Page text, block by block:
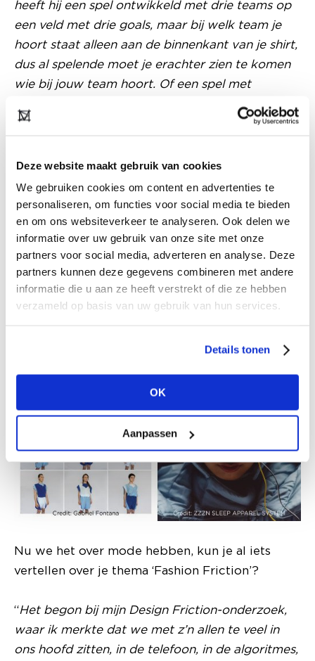
Deze website maakt gebruik van cookies
We gebruiken cookies om content en advertenties te
personaliseren, om functies voor social media te bieden
en om ons websiteverkeer te analyseren. Ook delen we
informatie over uw gebruik van onze site met onze
partners voor social media, adverteren en analyse. Deze
partners kunnen deze gegevens combineren met andere
informatie die u aan ze heeft verstrekt of die ze hebben
verzameld op basis van uw gebruik van hun services.
Details tonen
OK
Aanpassen
heeft hij een spel ontwikkeld met drie teams op
een veld met drie goals, maar bij welk team je
hoort staat alleen aan de binnenkant van je shirt,
dus al spelende moet je erachter zien te komen
wie bij jouw team hoort. Of een spel met
uniformen die tijdens het spel transformeren.
Dan gaat er een fluitje en wissel je het voorpand
Bedrijven als Nike en Adidas maar ook
overheidsinstanties nodigen hem uit om hun
mensen die spellen te laten ervaren, bij wijze van
training. Tijdens de Olympische Spelen vorig jaar
mocht hij het met schoolklassen doen. Heel
interessant. Mode kan op een heel nieuwe
manier functioneel zijn.”
Nu we het over mode hebben, kun je al iets
vertellen over je thema ‘Fashion Friction’?
“Het begon bij mijn Design Friction-onderzoek,
waar ik merkte dat we met z’n allen te veel in
ons hoofd zitten, in de telefoon, in de algoritmes,